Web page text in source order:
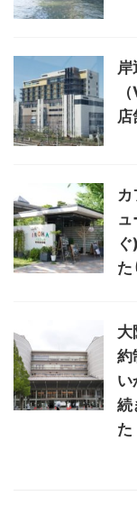
岸
店
た
大
約
い
続
た